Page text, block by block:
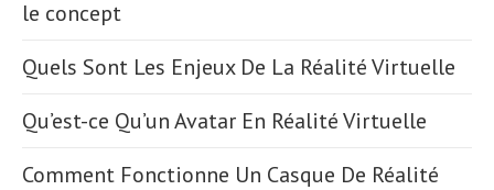
le concept
Quels Sont Les Enjeux De La Réalité Virtuelle
Qu’est-ce Qu’un Avatar En Réalité Virtuelle
Comment Fonctionne Un Casque De Réalité